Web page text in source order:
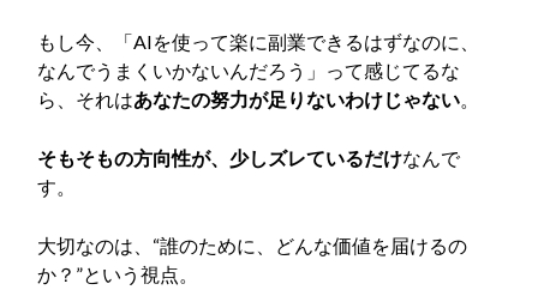
もし今、「AIを使って楽に副業できるはずなのに、
なんでうまくいかないんだろう」って感じてるな
ら、それはあなたの努力が足りないわけじゃない
そもそもの方向性が、少しズレているだけなんで
す。
大切なのは、“誰のために、どんな価値を届けるの
か？”という視点。